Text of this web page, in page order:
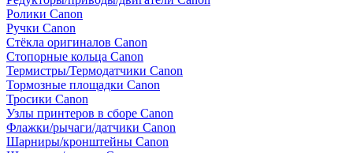
Ролики Canon
Ручки Canon
Стёкла оригиналов Canon
Стопорные кольца Canon
Термистры/Термодатчики Canon
Тормозные площадки Canon
Тросики Canon
Узлы принтеров в сборе Canon
Флажки/рычаги/датчики Canon
Шарниры/кронштейны Canon